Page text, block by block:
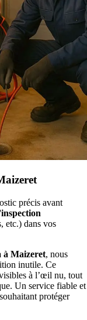
précis avant
etc.) dans vos
à Maizeret, nous
inutile. Ce
à l’œil nu, tout
Un service fiable et
protéger